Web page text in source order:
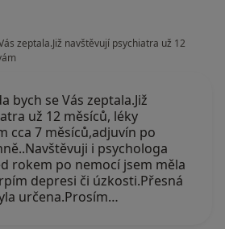
zeptala.Již navštěvují psychiatra už 12
bych se Vás zeptala.Již
už 12 měsíců, léky
cca 7 měsíců,adjuvín po
i psychologa
rokem po nemocí jsem měla
depresi či úzkosti.Přesná
určena.Prosím…